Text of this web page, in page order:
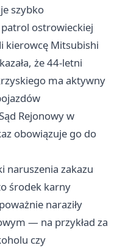
szybko
ostrowieckiej
kierowcę Mitsubishi
że 44-letni
ma aktywny
Rejonowy w
obowiązuje go do
naruszenia zakazu
środek karny
naraziły
— na przykład za
czy